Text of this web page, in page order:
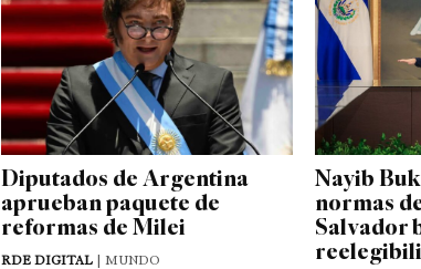
Diputados de Argentina
aprueban paquete de
reformas de Milei
RDE DIGITAL| MUNDO
Nayib
normas
Salvador